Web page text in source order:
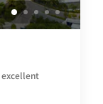
excellent